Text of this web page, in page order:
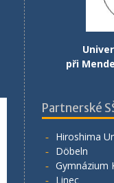
při
Partnerské
Hiroshima
Döbeln
Gymnázium
Linec